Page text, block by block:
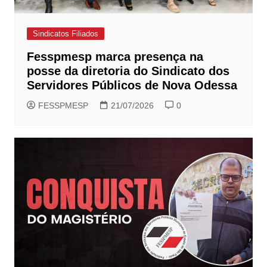
Sindicatos Filiados
Fesspmesp marca presença na
posse da diretoria do Sindicato dos
Servidores Públicos de Nova Odessa
FESSPMESP 21/07/2026 0